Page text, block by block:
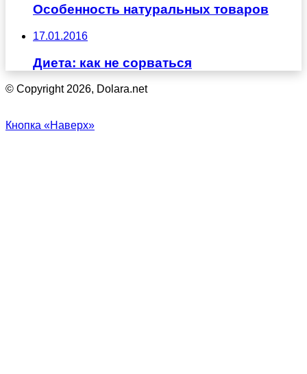
Особенность натуральных товаров
17.01.2016
Диета: как не сорваться
© Copyright 2026, Dolara.net
Кнопка «Наверх»